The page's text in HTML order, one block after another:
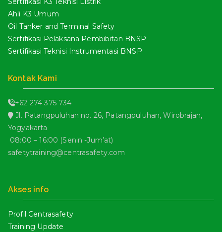
Ahli K3 Umum
Oil Tanker and Terminal Safety
Sertifikasi Pelaksana Pembibitan BNSP
Sertifikasi Teknisi Instrumentasi BNSP
Kontak Kami
+62 274 375 734
Jl. Patangpuluhan no. 26, Patangpuluhan, Wirobrajan,
Yogyakarta
08:00 – 16:00 (Senin -Jum’at)
safetytraining@centrasafety.com
Akses info
Profil Centrasafety
Training Update